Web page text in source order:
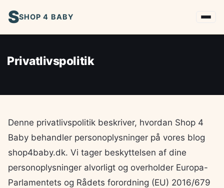
SSHOP 4 BABY
Privatlivspolitik
Denne privatlivspolitik beskriver, hvordan Shop 4
Baby behandler personoplysninger på vores blog
shop4baby.dk. Vi tager beskyttelsen af dine
personoplysninger alvorligt og overholder Europa-
Parlamentets og Rådets forordning (EU) 2016/679